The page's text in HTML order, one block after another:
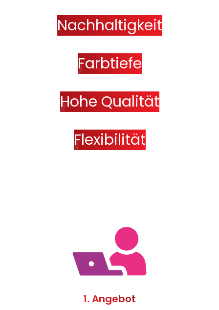
Nachhaltigkeit
Farbtiefe
Hohe Qualität
Flexibilität
1. Angebot